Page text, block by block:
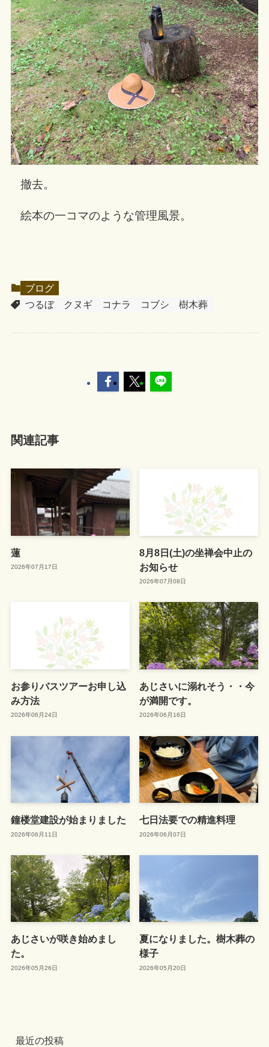
撤去。
絵本の一コマのような管理風景。
ブログ
つるぼ
クヌギ コナラ コブシ 樹木葬
関連記事
蓮
2026年07月17日
8月8日(土)の坐禅会中止の
お知らせ
2026年07月08日
お参りバスツアーお申し込
み方法
2026年06月24日
あじさいに溺れそう・・今
が満開です。
2026年06月16日
鐘楼堂建設が始まりました
2026年06月11日
七日法要での精進料理
2026年06月07日
あじさいが咲き始めまし
た。
2026年05月26日
夏になりました。樹木葬の
様子
2026年05月20日
最近の投稿